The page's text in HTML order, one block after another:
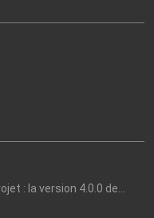
: la version 4.0.0 de...